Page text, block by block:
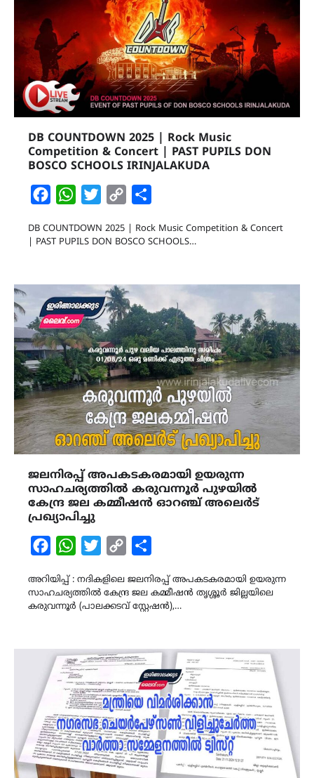
DB COUNTDOWN 2025 | Rock Music
Competition & Concert | PAST PUPILS DON
BOSCO SCHOOLS IRINJALAKUDA
FacebookWhatsAppTwitterCopy
DB COUNTDOWN 2025 | Rock Music Competition & Concert
| PAST PUPILS DON BOSCO SCHOOLS…
ജലനിരപ്പ് അപകടകരമായി ഉയരുന്ന
സാഹചര്യത്തിൽ കരുവന്നൂർ പുഴയിൽ
കേന്ദ്ര ജല കമ്മീഷൻ ഓറഞ്ച് അലെർട്
പ്രഖ്യാപിച്ചു
FacebookWhatsAppTwitterCopy
അറിയിപ്പ് : നദികളിലെ ജലനിരപ്പ് അപകടകരമായി ഉയരുന്ന
സാഹചര്യത്തിൽ കേന്ദ്ര ജല കമ്മീഷൻ തൃശ്ശൂർ ജില്ലയിലെ
കരുവന്നൂർ (പാലക്കടവ് സ്റ്റേഷൻ),…